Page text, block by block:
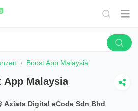
Boost App Malaysia
App Malaysia
Axiata Digital eCode Sdn Bhd